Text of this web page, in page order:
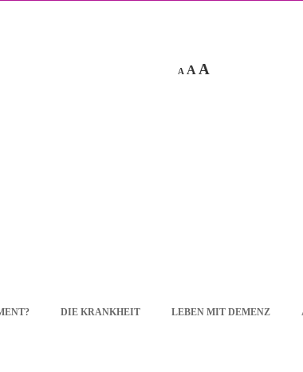
A A A
DIE KRANKHEIT LEBEN MIT DEMENZ